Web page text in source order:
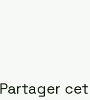
Partager